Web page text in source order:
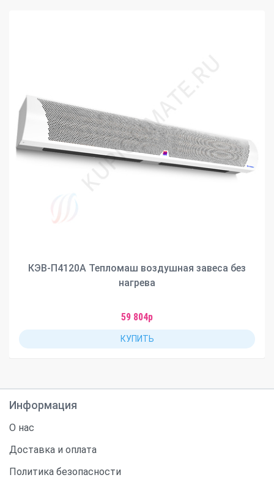
КЭВ-П4120А Тепломаш воздушная завеса без
нагрева
59 804р
КУПИТЬ
Информация
О нас
Доставка и оплата
Политика безопасности